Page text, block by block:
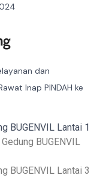
dan
Inap PINDAH ke
BUGENVIL Lantai 1
BUGENVIL
BUGENVIL Lantai 3